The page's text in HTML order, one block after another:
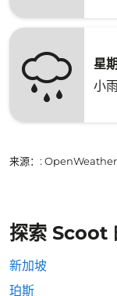
星
小
来源： :
探索 Scoot
新加坡
珀斯